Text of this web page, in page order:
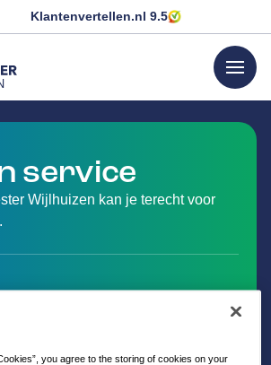
Klantenvertellen.nl 9.5
menu
service
Wijlhuizen kan je terecht voor
you agree to the storing of cookies on your